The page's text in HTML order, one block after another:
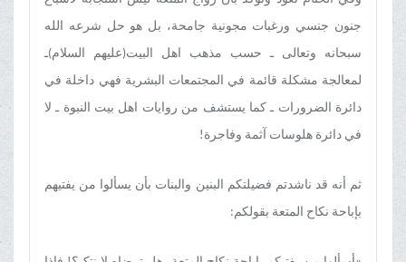
جنون جنسي ورغبات مجونیة جامحة، بل هو حل شرعه الله
سبحانه وتعالی ـ حسب مذهب اهل البیت(علیهم السلام)ـ
لمعالجة مشکلة قائمة في المجتمعات البشریة فهي داخلة في
دائرة الضرورات ـ کما یستشف من روایات اهل بیت النبوة ـ لا
في دائرة هلوسات آثمة وفاجرة!
ثم أنه قد ناشدتم فضیلتکم البنین والبنات بأن یسألوا من یفتیهم
بإباحة نکاح المتعة بقولکم: